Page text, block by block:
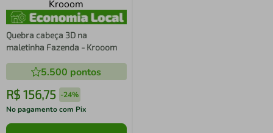
Quebra cabeça 3D na
maletinha Fazenda - Krooom
5.500 pontos
R$ 156,75 -24%
No pagamento com Pix